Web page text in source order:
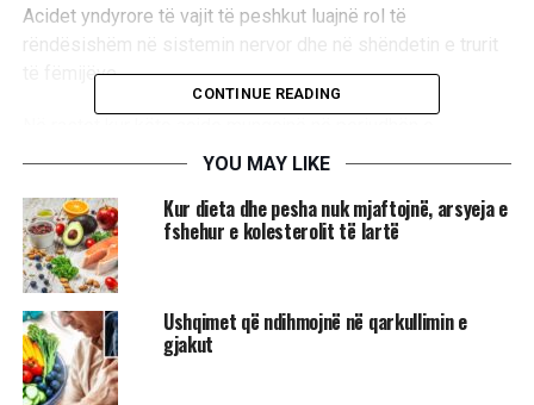
Acidet yndyrore të vajit të peshkut luajnë rol të
rëndësishëm në sistemin nervor dhe në shëndetin e trurit
të fëmijëve.
foshnjërisë, në moshat e mëvonshme mund të vihet re
Studimet kanë zbuluar se konsumi i peshkut te të rriturit
luan rol të rëndësishëm në mbrojtjen e shëndetit të
zemrës dhe të enëve të gjakut.
Fakti që acidet yndyrore gjenden edhe në qumështin e
nënës, është mëse i mjaftueshëm për të kuptuar
CONTINUE READING
YOU MAY LIKE
Kur dieta dhe pesha nuk mjaftojnë, arsyeja e
fshehur e kolesterolit të lartë
Ushqimet që ndihmojnë në qarkullimin e
gjakut